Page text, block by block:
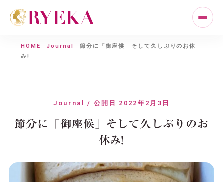
HOME Journal
節分に「御座候」そして久しぶりのお休
み!
Journal / 公開日 2022年2月3日
節分に「御座候」そして久しぶりのお
休み!